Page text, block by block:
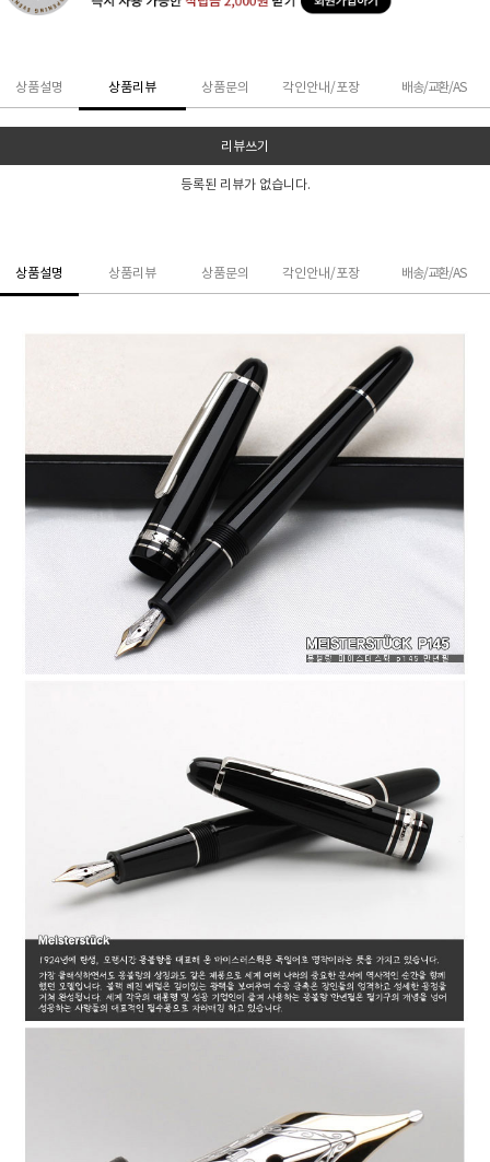
상품설명 상품리뷰 상품문의 각인안내/포장 배송/교환/AS
리뷰쓰기
등록된 리뷰가 없습니다.
상품설명 상품리뷰 상품문의 각인안내/포장 배송/교환/AS